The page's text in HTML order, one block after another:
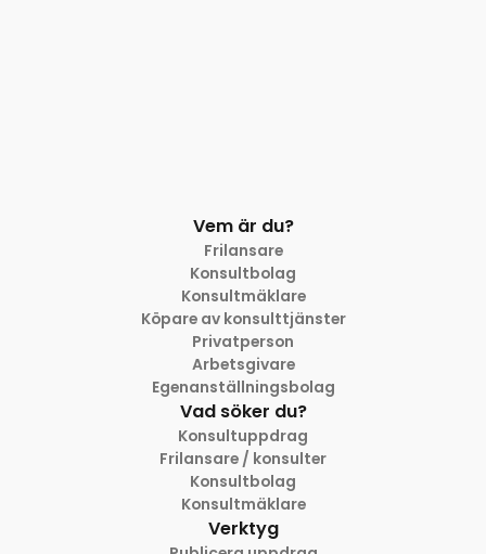
Vem är du?
Frilansare
Konsultbolag
Konsultmäklare
Köpare av konsulttjänster
Privatperson
Arbetsgivare
Egenanställningsbolag
Vad söker du?
Konsultuppdrag
Frilansare / konsulter
Konsultbolag
Konsultmäklare
Verktyg